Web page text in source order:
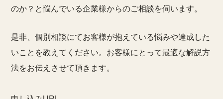
のか？と悩んでいる企業様からのご相談を伺います。
是非、個別相談にてお客様が抱えている悩みや達成した
いことを教えてください。お客様にとって最適な解説方
法をお伝えさせて頂きます。